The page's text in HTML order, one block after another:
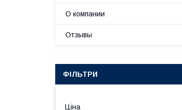
О компании
Отзывы
ФІЛЬТРИ
Ціна